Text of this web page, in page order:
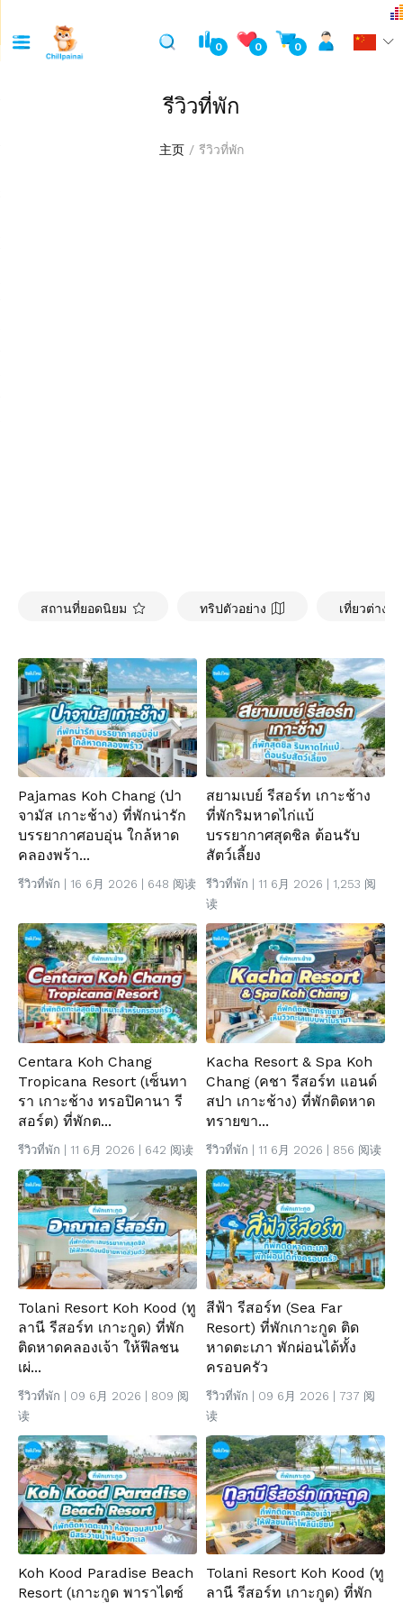
0 0 0
รีวิวที่พัก
主页 รีวิวที่พัก
สถานที่ยอดนิยม ทริปตัวอย่าง เที่ยวต่างป
Pajamas Koh Chang (ปา
จามัส เกาะช้าง) ที่พักน่ารัก
บรรยากาศอบอุ่น ใกล้หาด
คลองพร้า...
รีวิวที่พัก | 16 6月 2026 | 648 阅读
สยามเบย์ รีสอร์ท เกาะช้าง
ที่พักริมหาดไก่แบ้
บรรยากาศสุดชิล ต้อนรับ
สัตว์เลี้ยง
รีวิวที่พัก | 11 6月 2026 | 1,253 阅
读
Centara Koh Chang
Tropicana Resort (เซ็นทา
รา เกาะช้าง ทรอปิคานา รี
สอร์ต) ที่พักต...
รีวิวที่พัก | 11 6月 2026 | 642 阅读
Kacha Resort & Spa Koh
Chang (คชา รีสอร์ท แอนด์
สปา เกาะช้าง) ที่พักติดหาด
ทรายขา...
รีวิวที่พัก | 11 6月 2026 | 856 阅读
Tolani Resort Koh Kood (ทู
ลานี รีสอร์ท เกาะกูด) ที่พัก
ติดหาดคลองเจ้า ให้ฟีลชน
เผ่...
รีวิวที่พัก | 09 6月 2026 | 809 阅
读
สีฟ้า รีสอร์ท (Sea Far
Resort) ที่พักเกาะกูด ติด
หาดตะเภา พักผ่อนได้ทั้ง
ครอบครัว
รีวิวที่พัก | 09 6月 2026 | 737 阅
读
Koh Kood Paradise Beach
Resort (เกาะกูด พาราไดซ์
Tolani Resort Koh Kood (ทู
ลานี รีสอร์ท เกาะกูด) ที่พัก